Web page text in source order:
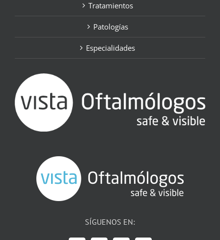
Tratamientos
Patologías
Especialidades
SÍGUENOS EN: